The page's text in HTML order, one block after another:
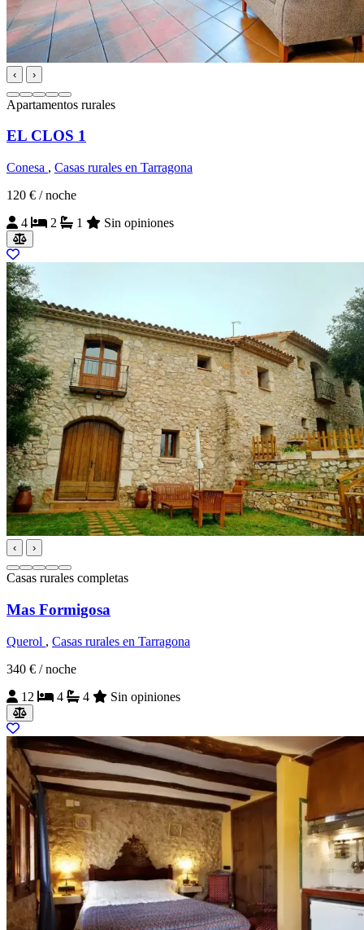
‹ ›
Apartamentos rurales
EL CLOS 1
Conesa , Casas rurales en Tarragona
120 € / noche
4
2 1 Sin opiniones
‹ ›
Casas rurales completas
Mas Formigosa
Querol , Casas rurales en Tarragona
340 € / noche
12
4 4 Sin opiniones